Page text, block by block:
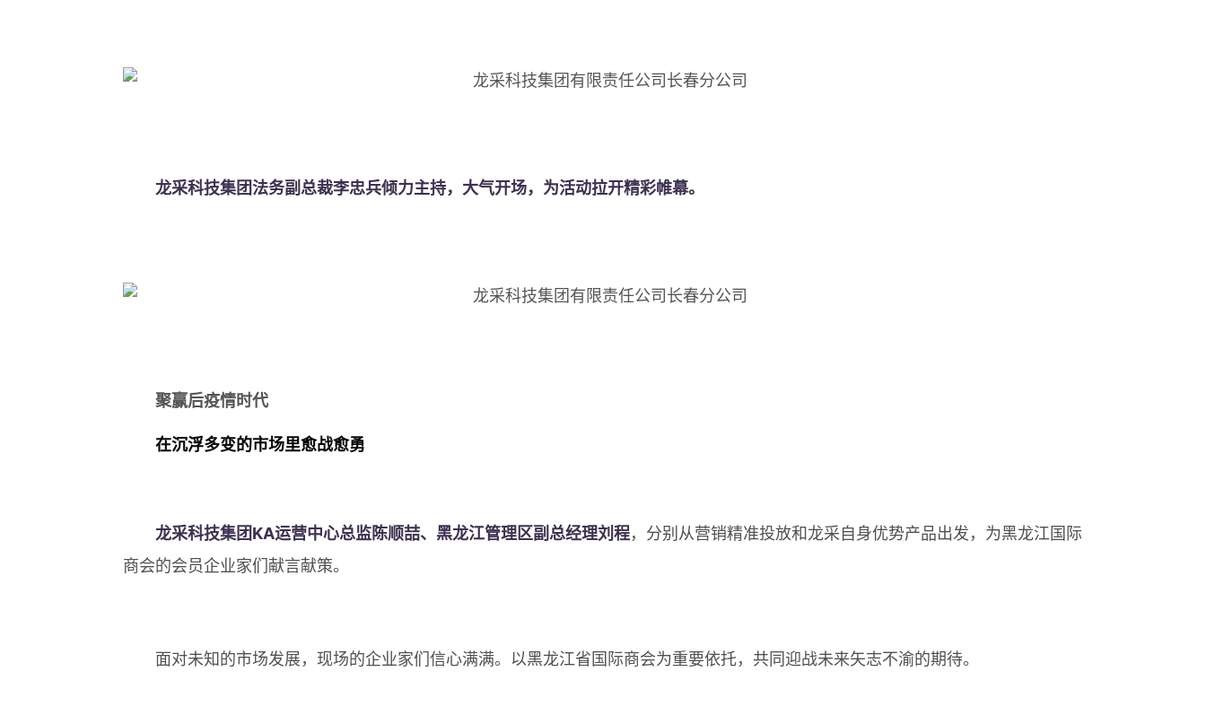
龙采科技集团法务副总裁李忠兵倾力主持，大气开场，为活动拉开精彩帷幕。
聚赢后疫情时代
在沉浮多变的市场里愈战愈勇
龙采科技集团KA运营中心总监陈顺喆、黑龙江管理区副总经理刘程，分别从营销精准投放和龙采自身优势产品出发，为黑龙江国际
商会的会员企业家们献言献策。
面对未知的市场发展，现场的企业家们信心满满。以黑龙江省国际商会为重要依托，共同迎战未来矢志不渝的期待。